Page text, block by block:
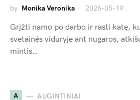
by Monika Veronika 2026-05-19
Grįžti namo po darbo ir rasti katę,
svetainės viduryje ant nugaros,
mintis…
A AUGINTINIAI